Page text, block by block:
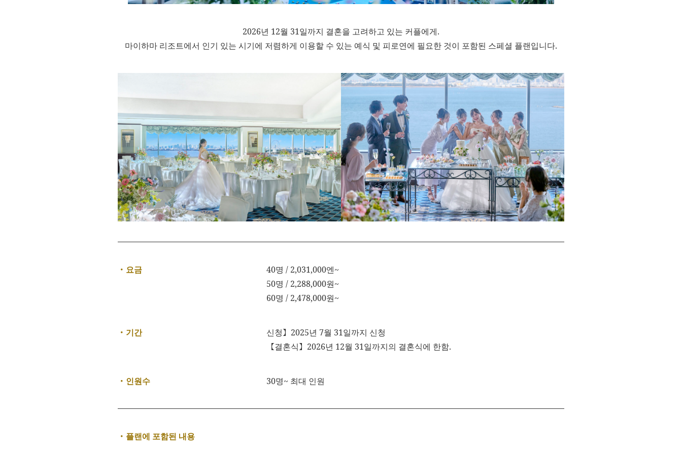
2026년 12월 31일까지 결혼을 고려하고 있는 커플에게.
마이하마 리조트에서 인기 있는 시기에 저렴하게 이용할 수 있는 예식 및 피로연에 필요한 것이 포함된 스페셜 플랜입니다.
・요금
40명 / 2,031,000엔~
50명 / 2,288,000원~
60명 / 2,478,000원~
・기간
신청】2025년 7월 31일까지 신청
【결혼식】2026년 12월 31일까지의 결혼식에 한함.
・인원수 30명~ 최대 인원
・플랜에 포함된 내용